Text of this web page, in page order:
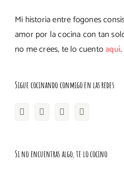
Mi historia entre fogones
amor por la cocina con tan
no me crees, te lo cuentoaquí.
Sigue cocinando conmigo en las redes
Si no encuentras algo, te lo cocino